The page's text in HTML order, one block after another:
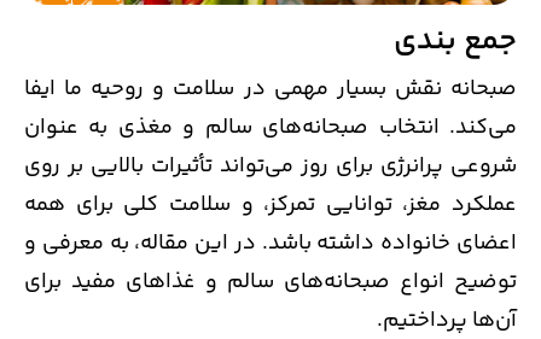
جمع بندی
صبحانه نقش بسیار مهمی در سلامت و روحیه ما ایفا
می‌کند. انتخاب صبحانه‌های سالم و مغذی به عنوان
شروعی پرانرژی برای روز می‌تواند تأثیرات بالایی بر روی
عملکرد مغز، توانایی تمرکز، و سلامت کلی برای همه
اعضای خانواده داشته باشد. در این مقاله، به معرفی و
توضیح انواع صبحانه‌های سالم و غذاهای مفید برای
آن‌ها پرداختیم.